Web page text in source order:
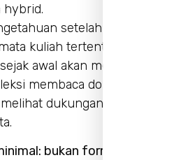
hybrid.
setelah kamu
kuliah tertentu.
awal akan menjadi
membaca dokumen
dukungan
bukan formalitas,